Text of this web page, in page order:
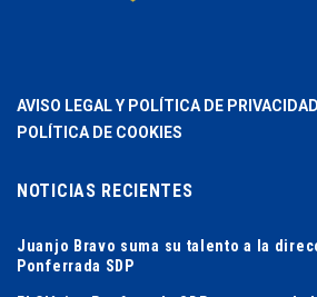
AVISO LEGAL Y POLÍTICA DE PRIVACIDAD
POLÍTICA DE COOKIES
NOTICIAS RECIENTES
Juanjo Bravo suma su talento a la
Ponferrada SDP